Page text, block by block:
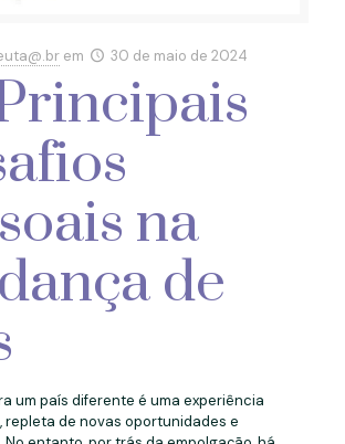
em 30 de maio de 2024
na
de
um país diferente é uma experiência
repleta de novas oportunidades e